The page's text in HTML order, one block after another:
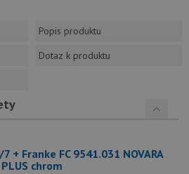
Popis produktu
Dotaz k produktu
+ Franke FC 9541.031 NOVARA
PLUS chrom